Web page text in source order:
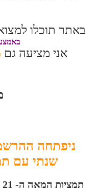
באתר תוכלו
אני מציעה גם
ניפתחה
שנתי עם
תמציות המאה ה- 21 לקפיצה קוונטית של רמת התודעה!